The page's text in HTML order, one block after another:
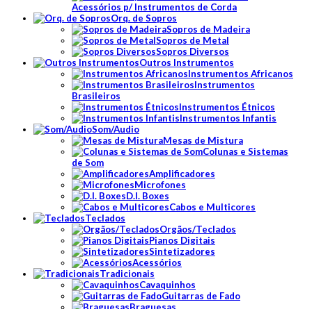
Acessórios p/ Instrumentos de Corda
Orq. de Sopros
Sopros de Madeira
Sopros de Metal
Sopros Diversos
Outros Instrumentos
Instrumentos Africanos
Instrumentos
Brasileiros
Instrumentos Étnicos
Instrumentos Infantis
Som/Audio
Mesas de Mistura
Colunas e Sistemas
de Som
Amplificadores
Microfones
D.I. Boxes
Cabos e Multicores
Teclados
Orgãos/Teclados
Pianos Digitais
Sintetizadores
Acessórios
Tradicionais
Cavaquinhos
Guitarras de Fado